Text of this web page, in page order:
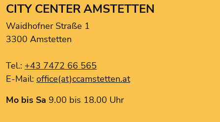
Ernsting's Family
Goldexperte
Hartlauer Handy Pur
Kentucky Fried Chicken
Le Burger
NOKKO Kitchen
CITY CENTER AMSTETTEN
Waidhofner Straße 1
3300 Amstetten
Tel.: +43 7472 66 565
E-Mail: office(at)ccamstetten.at
Mo bis Sa 9.00 bis 18.00 Uhr